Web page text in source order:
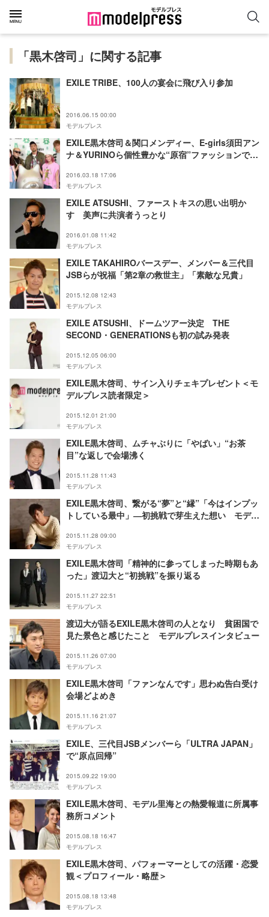
「黒木啓司」に関する記事
EXILE TRIBE、100人の宴会に飛び入り参加
2016.06.15 00:00
モデルプレス
EXILE黒木啓司＆関口メンディー、E-girls須田アン
ナ＆YURINOら個性豊かな“原宿”ファッションで集
2016.03.18 17:06
モデルプレス
EXILE ATSUSHI、ファーストキスの思い出明か
す 美声に共演者うっとり
2016.01.08 11:42
モデルプレス
EXILE TAKAHIROバースデー、メンバー＆三代目
JSBらが祝福「第2章の救世主」「素敵な兄貴」
2015.12.08 12:43
モデルプレス
EXILE ATSUSHI、ドームツアー決定 THE
SECOND・GENERATIONSも初の試み発表
2015.12.05 06:00
モデルプレス
EXILE黒木啓司、サイン入りチェキプレゼント＜モ
デルプレス読者限定＞
2015.12.01 21:00
モデルプレス
EXILE黒木啓司、ムチャぶりに「やばい」“お茶
目”な返しで会場沸く
2015.11.28 11:43
モデルプレス
EXILE黒木啓司、繋がる“夢”と“縁”「今はインプッ
トしている最中」―初挑戦で芽生えた想い モデル
2015.11.28 09:00
モデルプレス
EXILE黒木啓司「精神的に参ってしまった時期もあ
った」渡辺大と“初挑戦”を振り返る
2015.11.27 22:51
モデルプレス
渡辺大が語るEXILE黒木啓司の人となり 貧困国で
見た景色と感じたこと モデルプレスインタビュー
2015.11.26 07:00
モデルプレス
EXILE黒木啓司「ファンなんです」思わぬ告白受け
会場どよめき
2015.11.16 21:07
モデルプレス
EXILE、三代目JSBメンバーら「ULTRA JAPAN」
で“原点回帰”
2015.09.22 19:00
モデルプレス
EXILE黒木啓司、モデル里海との熱愛報道に所属事
務所コメント
2015.08.18 16:47
モデルプレス
EXILE黒木啓司、パフォーマーとしての活躍・恋愛
観＜プロフィール・略歴＞
2015.08.18 13:48
モデルプレス